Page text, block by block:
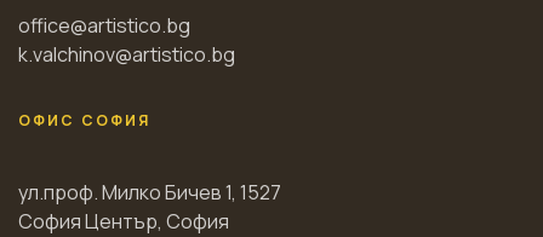
office@artistico.bg
k.valchinov@artistico.bg
ОФИС СОФИЯ
ул.проф. Милко Бичев 1, 1527
София Център, София